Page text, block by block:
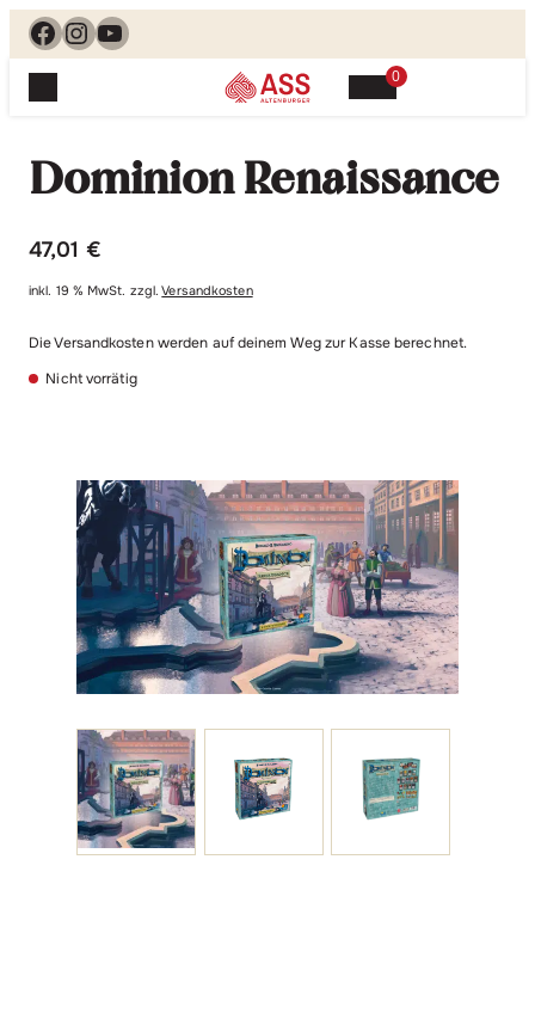
Facebook
Instagram
YouTube
0
Spielkarten
Klassische Spiele
Lernspiele
Service
Unsere Stores
Shop
Shopübersicht
Suchen, finden, spielen. Jetzt & hier.
nach:
Dominion Renaissance
47,01 €
inkl. 19 % MwSt. zzgl.Versandkosten
Die Versandkosten werden auf deinem Weg zur Kasse berechnet.
Nicht vorrätig